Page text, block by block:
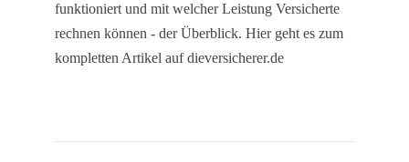
funktioniert und mit welcher Leistung Versicherte
rechnen können - der Überblick. Hier geht es zum
kompletten Artikel auf dieversicherer.de